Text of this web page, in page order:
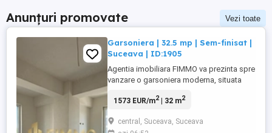
Anunțuri promovate Vezi toate
Garsoniera | 32.5 mp | Sem-finisat |
Suceava | ID:1905
Agentia imobiliara FIMMO va prezinta spre
vanzare o garsoniera moderna, situata
ideala pentru cei care isi doresc o locuinta
investitie cu potential excelent de
1573 EUR/m2| 32 m2
central, Suceava, Suceava